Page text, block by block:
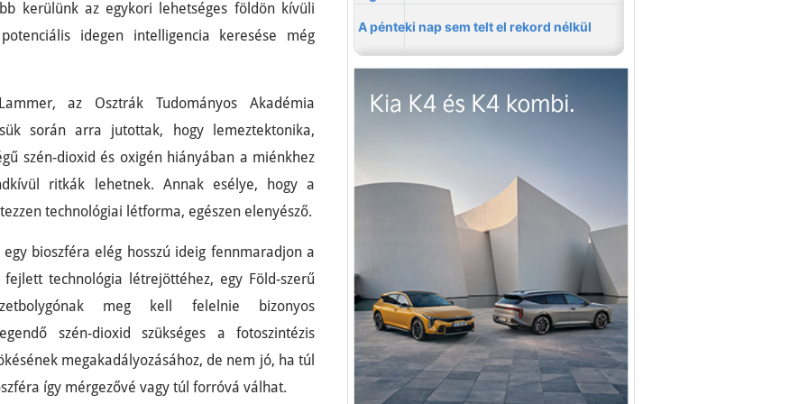
kerülünk az egykori lehetséges földön kívüli
idegen intelligencia keresése még
az Osztrák Tudományos Akadémia
során arra jutottak, hogy lemeztektonika,
szén-dioxid és oxigén hiányában a miénkhez
ritkák lehetnek. Annak esélye, hogy a
technológiai létforma, egészen elenyésző.
bioszféra elég hosszú ideig fennmaradjon a
technológia létrejöttéhez, egy Föld-szerű
meg kell felelnie bizonyos
szén-dioxid szükséges a fotoszintézis
megakadályozásához, de nem jó, ha túl
így mérgezővé vagy túl forróvá válhat.